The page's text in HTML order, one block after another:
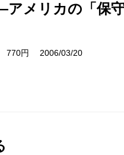
アメリカの「保
770円 2006/03/20